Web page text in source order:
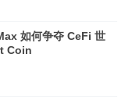
如何争夺 CeFi 世
Coin